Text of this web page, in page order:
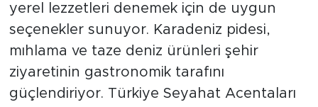
yerel lezzetleri denemek için de uygun
seçenekler sunuyor. Karadeniz pidesi,
mıhlama ve taze deniz ürünleri şehir
ziyaretinin gastronomik tarafını
güçlendiriyor. Türkiye Seyahat Acentaları